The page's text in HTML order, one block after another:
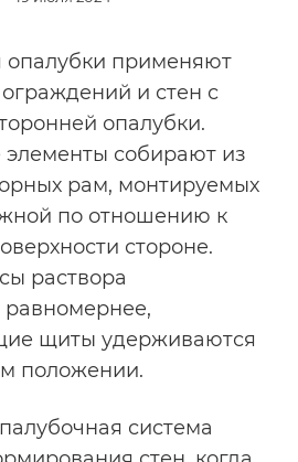
опалубки применяют
и стен с
опалубки.
элементы собирают из
рам, монтируемых
по отношению к
стороне.
раствора
равномернее,
щиты удерживаются
положении.
система